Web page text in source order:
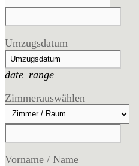
Umzugsdatum
date_range
Zimmerauswählen
Vorname / Name